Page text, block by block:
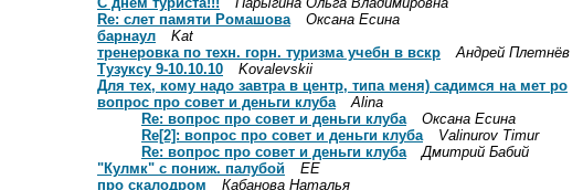
Re: слет памяти Ромашова
Оксана Есина
барнаул
Kat
тренеровка по техн. горн. туризма учебн в вскр
Андрей Плетнёв
Тузуксу 9-10.10.10
Kovalevskii
Для тех, кому надо завтра в центр, типа меня) садимся на мет ро
вопрос про совет и деньги клуба
Alina
Re: вопрос про совет и деньги клуба
Оксана Есина
Re[2]: вопрос про совет и деньги клуба
Valinurov Timur
Re: вопрос про совет и деньги клуба
Дмитрий Бабий
"Кулмк" с пониж. палубой
ЕЕ
про скалодром
Кабанова Наталья